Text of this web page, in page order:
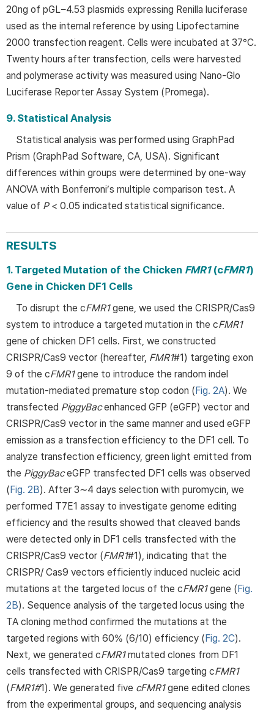
20ng of pGL−4.53 plasmids expressing Renilla luciferase
used as the internal reference by using Lipofectamine
2000 transfection reagent. Cells were incubated at 37°C.
Twenty hours after transfection, cells were harvested
and polymerase activity was measured using Nano-Glo
Luciferase Reporter Assay System (Promega).
9. Statistical Analysis
Statistical analysis was performed using GraphPad
Prism (GraphPad Software, CA, USA). Significant
differences within groups were determined by one-way
ANOVA with Bonferroni’s multiple comparison test. A
value of P< 0.05 indicated statistical significance.
RESULTS
1. Targeted Mutation of the Chicken FMR1(cFMR1)
Gene in Chicken DF1 Cells
To disrupt the cFMR1gene, we used the CRISPR/Cas9
system to introduce a targeted mutation in the cFMR1
gene of chicken DF1 cells. First, we constructed
CRISPR/Cas9 vector (hereafter, FMR1#1) targeting exon
9 of the cFMR1gene to introduce the random indel
mutation-mediated premature stop codon (Fig. 2A). We
transfected PiggyBacenhanced GFP (eGFP) vector and
CRISPR/Cas9 vector in the same manner and used eGFP
emission as a transfection efficiency to the DF1 cell. To
analyze transfection efficiency, green light emitted from
the PiggyBaceGFP transfected DF1 cells was observed
(Fig. 2B). After 3∼4 days selection with puromycin, we
performed T7E1 assay to investigate genome editing
efficiency and the results showed that cleaved bands
were detected only in DF1 cells transfected with the
CRISPR/Cas9 vector (FMR1#1), indicating that the
CRISPR/ Cas9 vectors efficiently induced nucleic acid
mutations at the targeted locus of the cFMR1gene (Fig.
2B). Sequence analysis of the targeted locus using the
TA cloning method confirmed the mutations at the
targeted regions with 60% (6/10) efficiency (Fig. 2C).
Next, we generated cFMR1mutated clones from DF1
cells transfected with CRISPR/Cas9 targeting cFMR1
(FMR1#1). We generated five cFMR1gene edited clones
from the experimental groups, and sequencing analysis